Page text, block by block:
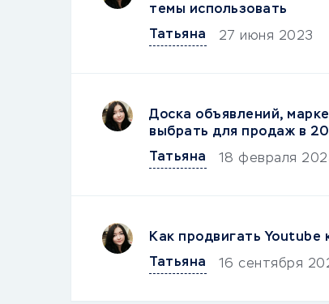
темы использовать
Татьяна
27 июня 2023
Доска объявлений,
выбрать для продаж в
Татьяна
18 февраля
Как продвигать
Татьяна
16 сентября